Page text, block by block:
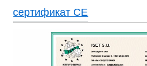
сертификат CE